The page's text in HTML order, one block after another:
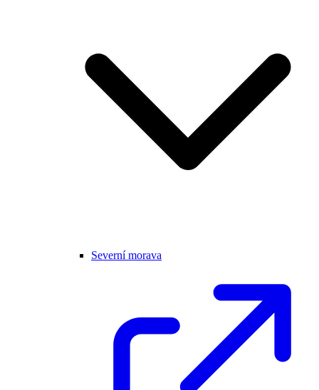
Severní morava